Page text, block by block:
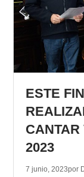
ESTE
2023
7 junio, 2023por